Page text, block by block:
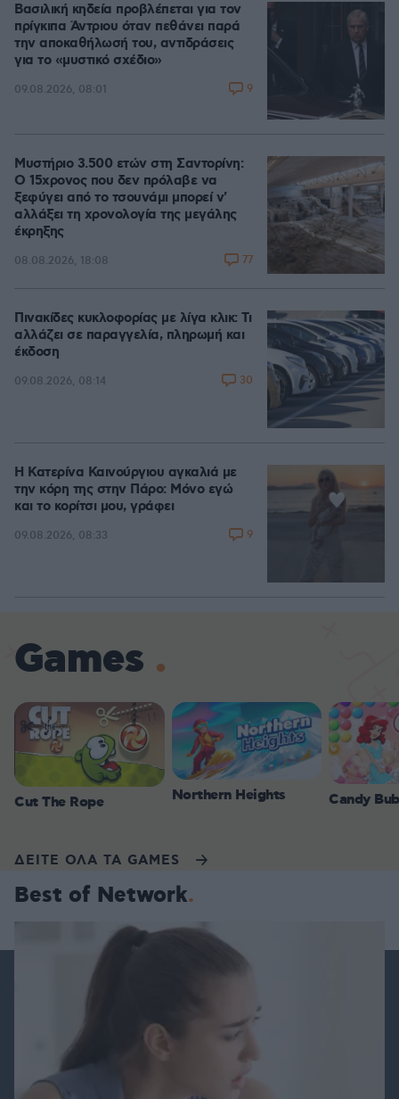
Βασιλική κηδεία προβλέπεται για τον
πρίγκιπα Άντριου όταν πεθάνει παρά
την αποκαθήλωσή του, αντιδράσεις
για το «μυστικό σχέδιο»
09.08.2026, 08:01 9
Μυστήριο 3.500 ετών στη Σαντορίνη:
Ο 15χρονος που δεν πρόλαβε να
ξεφύγει από το τσουνάμι μπορεί ν'
αλλάξει τη χρονολογία της μεγάλης
έκρηξης
08.08.2026, 18:08 77
Πινακίδες κυκλοφορίας με λίγα κλικ: Τι
αλλάζει σε παραγγελία, πληρωμή και
έκδοση
09.08.2026, 08:14 30
Η Κατερίνα Καινούργιου αγκαλιά με
την κόρη της στην Πάρο: Μόνο εγώ
και το κορίτσι μου, γράφει
09.08.2026, 08:33 9
Games
Cut The Rope Northern Heights Candy
ΔΕΙΤΕ ΟΛΑ ΤΑ GAMES
Best of Network